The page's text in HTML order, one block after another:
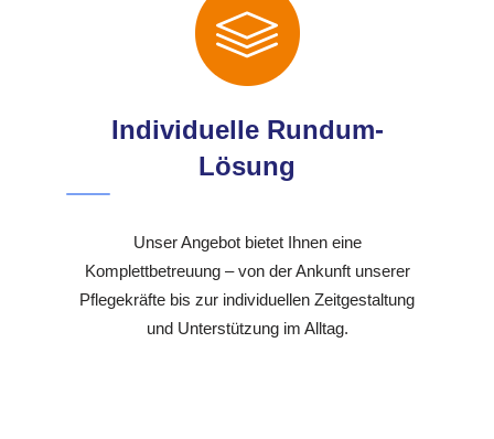
Individuelle Rundum-
Lösung
Unser Angebot bietet Ihnen eine
Komplettbetreuung – von der Ankunft unserer
Pflegekräfte bis zur individuellen Zeitgestaltung
und Unterstützung im Alltag.